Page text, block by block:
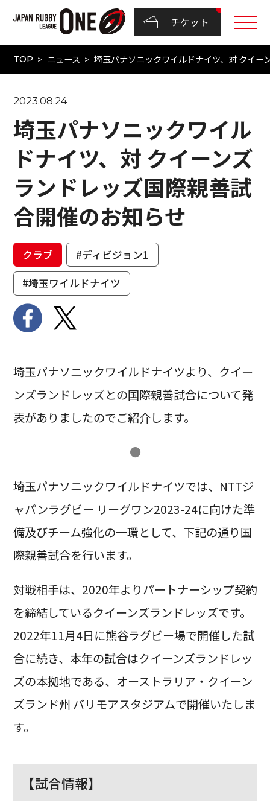
チケット
TOP ニュース 埼玉パナソニックワイルドナイツ、対 クイ
2023.08.24
埼玉パナソニックワイル
ドナイツ、対 クイーンズ
ランドレッズ国際親善試
合開催のお知らせ
クラブ
#ディビジョン1
#埼玉ワイルドナイツ
埼玉パナソニックワイルドナイツより、クイー
ンズランドレッズとの国際親善試合について発
表がありましたのでご紹介します。
●
埼玉パナソニックワイルドナイツでは、NTTジ
ャパンラグビー リーグワン2023-24に向けた準
備及びチーム強化の一環として、下記の通り国
際親善試合を行います。
対戦相手は、2020年よりパートナーシップ契約
を締結しているクイーンズランドレッズです。
2022年11月4日に熊谷ラグビー場で開催した試
合に続き、本年の試合はクイーンズランドレッ
ズの本拠地である、オーストラリア・クイーン
ズランド州 バリモアスタジアムで開催いたしま
す。
【試合情報】